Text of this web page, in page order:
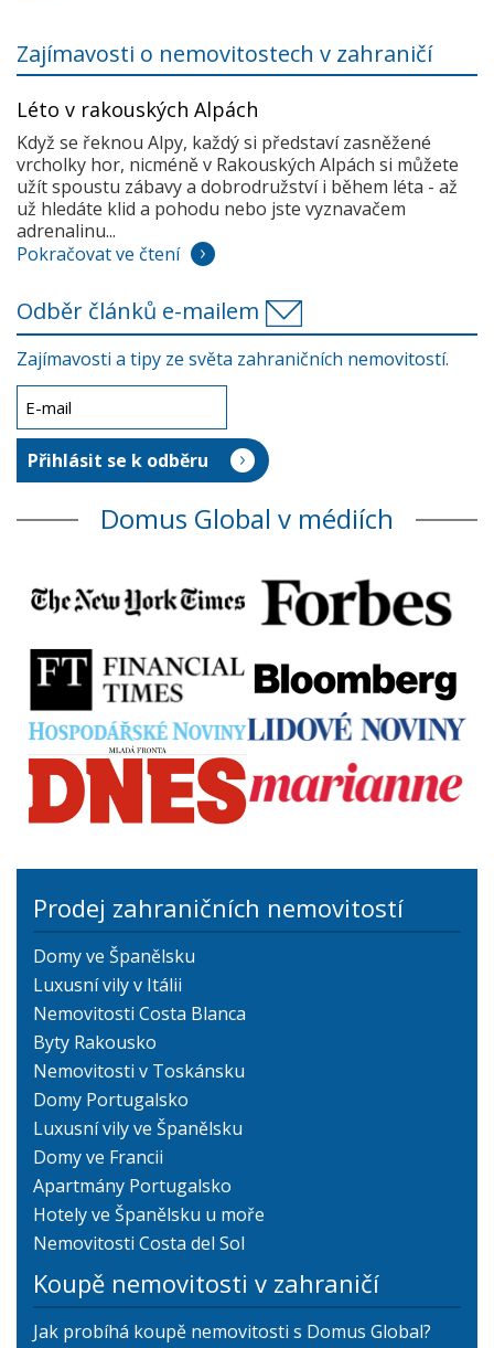
Zajímavosti o nemovitostech v zahraničí
Léto v rakouských Alpách
Když se řeknou Alpy, každý si představí zasněžené
vrcholky hor, nicméně v Rakouských Alpách si můžete
užít spoustu zábavy a dobrodružství i během léta - až
už hledáte klid a pohodu nebo jste vyznavačem
adrenalinu...
Pokračovat ve čtení
Odběr článků e-mailem
Zajímavosti a tipy ze světa zahraničních nemovitostí.
Domus Global v médiích
Prodej zahraničních nemovitostí
Domy ve Španělsku
Luxusní vily v Itálii
Nemovitosti Costa Blanca
Byty Rakousko
Nemovitosti v Toskánsku
Domy Portugalsko
Luxusní vily ve Španělsku
Domy ve Francii
Apartmány Portugalsko
Hotely ve Španělsku u moře
Nemovitosti Costa del Sol
Koupě nemovitosti v zahraničí
Jak probíhá koupě nemovitosti s Domus Global?